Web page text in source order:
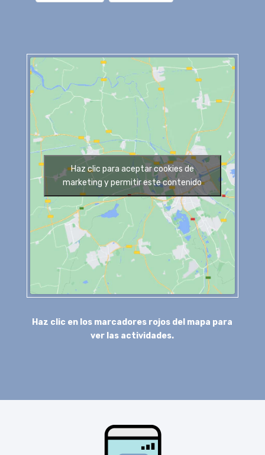
Haz clic para aceptar cookies de
marketing y permitir este contenido
Haz clic en los marcadores rojos del mapa para
ver las actividades.